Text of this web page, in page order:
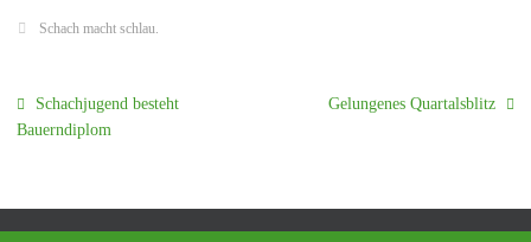
Schach macht schlau
Schachjugend besteht
Bauerndiplom
Gelungenes Quartalsblitz